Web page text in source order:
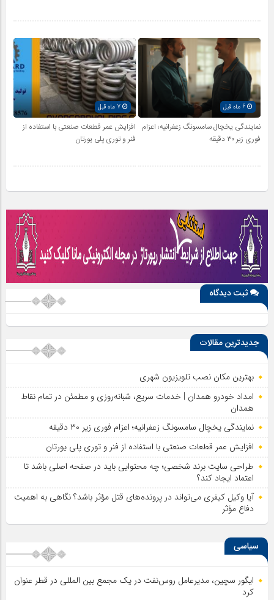
6 ماه قبل
نمایندگی یخچال سامسونگ زعفرانیه؛ اعزام
فوری زیر ۳۰ دقیقه
افزایش عمر قطعات صنعتی با استفاده از
فنر و توری پلی یورتان
ثبت دیدگاه
جدیدترین مقالات
بهترین مکان نصب تلویزیون شهری
امداد خودرو همدان | خدمات سریع، شبانه‌روزی و مطمئن در تمام نقاط
همدان
نمایندگی یخچال سامسونگ زعفرانیه؛ اعزام فوری زیر ۳۰ دقیقه
افزایش عمر قطعات صنعتی با استفاده از فنر و توری پلی یورتان
طراحی سایت برند شخصی؛ چه محتوایی باید در صفحه اصلی باشد تا
اعتماد ایجاد کند؟
آیا وکیل کیفری می‌تواند در پرونده‌های قتل مؤثر باشد؟ نگاهی به اهمیت
دفاع مؤثر
سیاسی
ایگور سچین، مدیرعامل روس‌نفت در یک مجمع بین المللی در قطر عنوان
کرد